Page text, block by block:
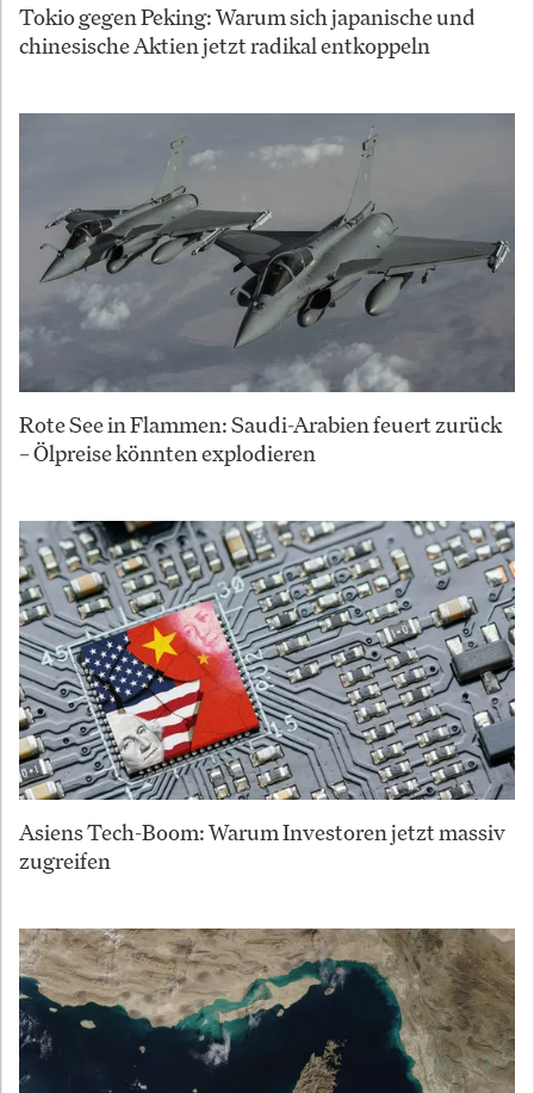
Tokio gegen Peking: Warum sich japanische und
chinesische Aktien jetzt radikal entkoppeln
Rote See in Flammen: Saudi-Arabien feuert zurück
– Ölpreise könnten explodieren
Asiens Tech-Boom: Warum Investoren jetzt massiv
zugreifen